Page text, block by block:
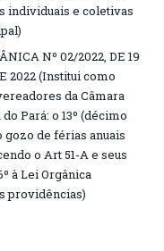
individuais e coletivas
Nº 02/2022, DE 19
2022 (Institui como
da Câmara
Pará: o 13º (décimo
de férias anuais
o Art 51-A e seus
à Lei Orgânica
providências)